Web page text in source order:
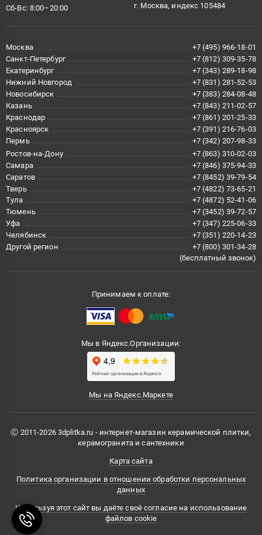
Сб-Вс: 8:00–20:00
г. Москва, индекс 105484
Москва
+7 (495) 966-18-01
Санкт-Петербург
+7 (812) 309-35-78
Екатеринбург
+7 (343) 289-18-98
Нижний Новгород
+7 (831) 281-52-53
Новосибирск
+7 (383) 284-08-48
Казань
+7 (843) 211-02-57
Краснодар
+7 (861) 201-25-33
Красноярск
+7 (391) 216-76-03
Пермь
+7 (342) 207-98-33
Ростов-на-Дону
+7 (863) 310-02-03
Самара
+7 (846) 375-94-33
Саратов
+7 (8452) 39-79-54
Тверь
+7 (4822) 73-65-21
Тула
+7 (4872) 52-41-06
Тюмень
+7 (3452) 39-72-57
Уфа
+7 (347) 225-06-33
Челябинск
+7 (351) 220-14-23
Другой регион
+7 (800) 301-34-28
(бесплатный звонок)
Принимаем к оплате:
Мы в Яндекс.Организации:
Мы на Яндекс.Маркете
Ⓒ 2011-2026 3dplitka.ru - интернет-магазин керамической плитки,
керамогранита и сантехники
Карта сайта
Политика организации в отношении обработки персональных
данных
Используя этот сайт вы даёте своё согласие на использование
файлов cookie